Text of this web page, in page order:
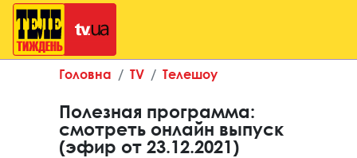
Головна TV Телешоу
Полезная программа:
смотреть онлайн выпуск
(эфир от 23.12.2021)